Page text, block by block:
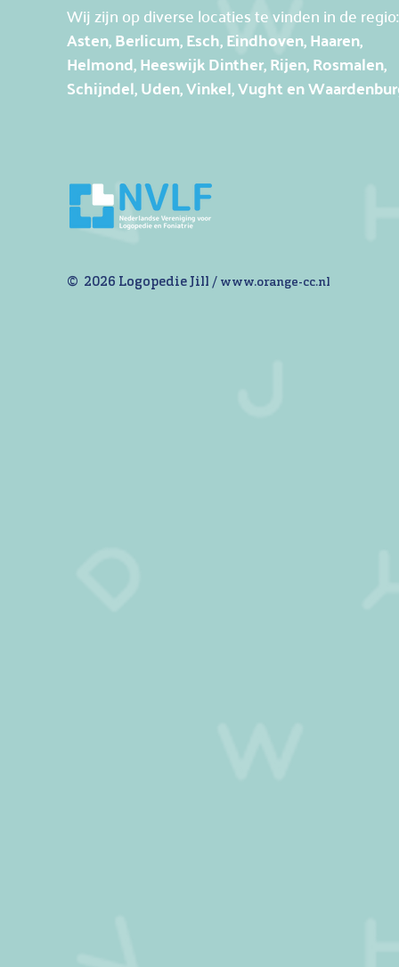
Wij zijn op diverse locaties te vinden in de regio:
Asten, Berlicum, Esch, Eindhoven, Haaren,
Helmond,Heeswijk Dinther, Rijen, Rosmalen,
Schijndel, Uden, Vinkel,Vught en
© 2026 Logopedie Jill / www.orange-cc.nl